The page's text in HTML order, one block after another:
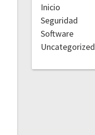
Inicio
Seguridad
Software
Uncategorized